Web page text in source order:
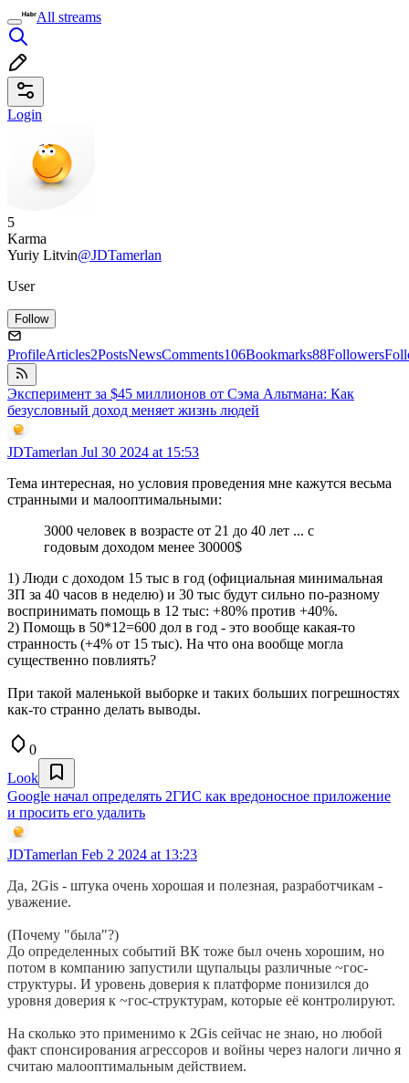
All streams
Login
5
Karma
Yuriy Litvin@JDTamerlan
User
Follow
ProfileArticles2PostsNewsComments106Bookmarks88Followers
Эксперимент за $45 миллионов от Сэма Альтмана: Как
безусловный доход меняет жизнь людей
JDTamerlan Jul 30 2024 at 15:53
Тема интересная, но условия проведения мне кажутся весьма
странными и малооптимальными:
3000 человек в возрасте от 21 до 40 лет ... с
годовым доходом менее 30000$
1) Люди с доходом 15 тыс в год (официальная минимальная
ЗП за 40 часов в неделю) и 30 тыс будут сильно по-разному
воспринимать помощь в 12 тыс: +80% против +40%.
2) Помощь в 50*12=600 дол в год - это вообще какая-то
странность (+4% от 15 тыс). На что она вообще могла
существенно повлиять?
При такой маленькой выборке и таких больших погрешностях
как-то странно делать выводы.
0
Look
Google начал определять 2ГИС как вредоносное приложение
и просить его удалить
JDTamerlan Feb 2 2024 at 13:23
Да, 2Gis - штука очень хорошая и полезная, разработчикам -
уважение.
(Почему "была"?)
До определенных событий ВК тоже был очень хорошим, но
потом в компанию запустили щупальцы различные ~гос-
структуры. И уровень доверия к платформе понизился до
уровня доверия к ~гос-структурам, которые её контролируют.
На сколько это применимо к 2Gis сейчас не знаю, но любой
факт спонсирования агрессоров и войны через налоги лично я
считаю малооптимальным действием.